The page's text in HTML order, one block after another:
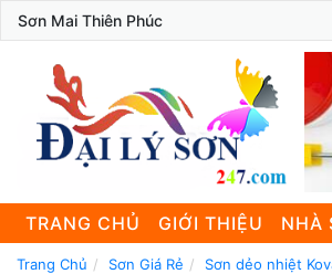
Sơn Mai Thiên Phúc
TRANG CHỦ GIỚI THIỆU NHÀ
Trang Chủ Sơn Giá Rẻ Sơn dẻo nhiệt